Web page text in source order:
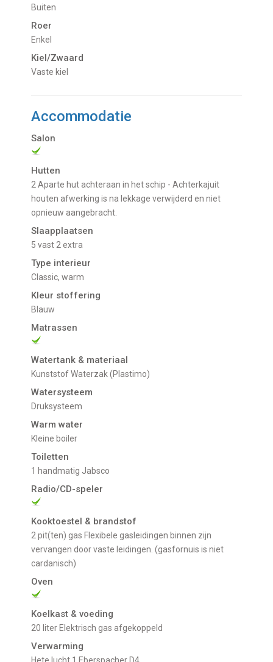
Buiten
Roer
Enkel
Kiel/Zwaard
vaste kiel
Accommodatie
Salon
Hutten
2 Aparte hut achteraan in het schip - Achterkajuit
houten afwerking is na lekkage verwijderd en niet
opnieuw aangebracht.
Slaapplaatsen
5 vast 2 extra
Type interieur
Classic, warm
Kleur stoffering
Blauw
Matrassen
Watertank & materiaal
Kunststof Waterzak (Plastimo)
Watersysteem
Druksysteem
Warm water
Kleine boiler
Toiletten
1 handmatig Jabsco
Radio/CD-speler
Kooktoestel & brandstof
2 pit(ten) gas Flexibele gasleidingen binnen zijn
vervangen door vaste leidingen. (gasfornuis is niet
cardanisch)
Oven
Koelkast & voeding
20 liter Elektrisch gas afgekoppeld
Verwarming